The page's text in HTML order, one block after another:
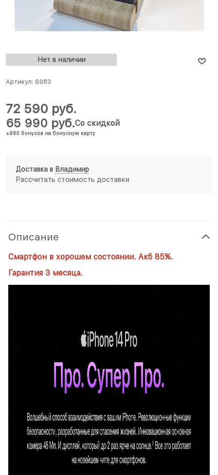
Нет в наличии
Артикул: 6083
65 990 руб.
+990 бонусов на бонусную карту
Со скидкой
72 590 руб.
Доставка в Владимир
Рассчитать стоимость доставки
Описание
Смартфон в хорошем состоянии. Акб 85%.
Гарантия 3 месяца.